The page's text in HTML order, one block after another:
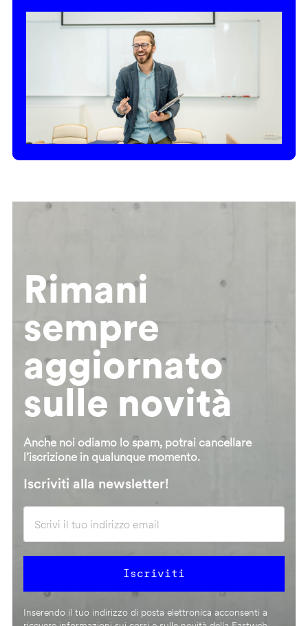
Rimani
sempre
aggiornato
sulle novità
Anche noi odiamo lo spam, potrai cancellare
l’iscrizione in qualunque momento.
Iscriviti alla newsletter!
Inserendo il tuo indirizzo di posta elettronica acconsenti a